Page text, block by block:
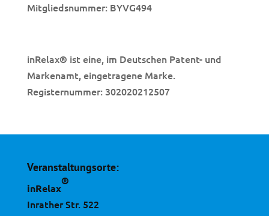
Mitgliedsnummer: BYVG494
inRelax® ist eine, im Deutschen Patent- und
Markenamt, eingetragene Marke.
Registernummer: 302020212507
Veranstaltungsorte:
inRelax
®
Inrather Str. 522